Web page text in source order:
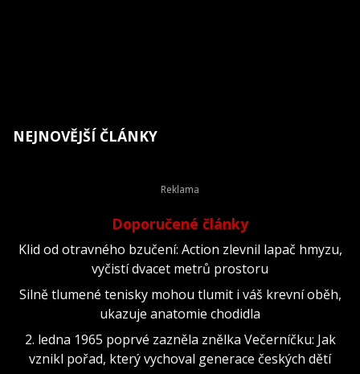
NEJNOVĚJŠÍ ČLÁNKY
Doporučené články
Klid od otravného bzučení: Action zlevnil lapač hmyzu,
vyčistí dvacet metrů prostoru
Silně tlumené tenisky mohou tlumit i váš krevní oběh,
ukazuje anatomie chodidla
2. ledna 1965 poprvé zazněla znělka Večerníčku: Jak
vznikl pořad, který vychoval generace českých dětí